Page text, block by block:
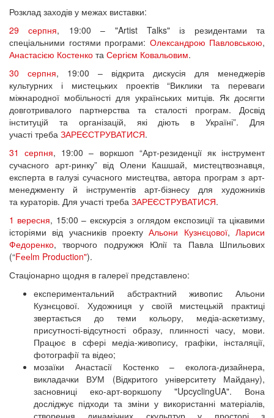
Розклад заходів у межах виставки:
29 серпня, 19:00 – "Artist Talks" із резидентами та
спеціальними гостями програми: Олександрою Павловською,
Анастасією Костенко та Сергієм Ковальовим.
30 серпня, 19:00 – відкрита дискусія для менеджерів
культурних і мистецьких проектів “Виклики та переваги
міжнародної мобільності для українських митців. Як досягти
довготривалого партнерства та сталості програм. Досвід
інституцій та організацій, які діють в Україні”. Для
участі треба ЗАРЕЄСТРУВАТИСЯ.
31 серпня, 19:00 – воркшоп “Арт-резиденції як інструмент
сучасного арт-ринку” від Олени Кашшай, мистецтвознавця,
експерта в галузі сучасного мистецтва, автора програм з арт-
менеджменту й інструментів арт-бізнесу для художників
та кураторів. Для участі треба ЗАРЕЄСТРУВАТИСЯ.
1 вересня, 15:00 – екскурсія з оглядом експозиції та цікавими
історіями від учасників проектуАльони Кузнєцової,Лариси
Федоренко, творчого подружжя Юлії та Павла Шпильових
(“Fееlm Production").
Стаціонарно щодня в галереї представлено:
експериментальний абстрактний живопис Альони
Кузнєцової. Художниця у своїй мистецькій практиці
звертається до теми кольору, медіа-аскетизму,
присутності-відсутності образу, плинності часу, мови.
Працює в сфері медіа-живопису, графіки, інсталяції,
фотографії та відео;
мозаїки Анастасії Костенко – еколога-дизайнера,
викладачки ВУМ (Відкритого університету Майдану),
засновниці еко-арт-воркшопу "UpcyclingUA". Вона
досліджує підходи та зміни у використанні матеріалів,
створення динамічних скульптур у просторі з